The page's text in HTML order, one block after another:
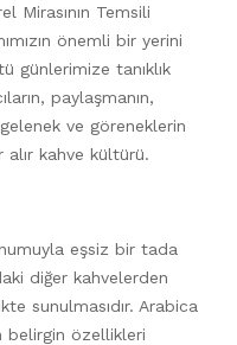
Mirasının Temsili
önemli bir yerini
günlerimize tanıklık
paylaşmanın,
ve göreneklerin
alır kahve kültürü.
eşsiz bir tada
diğer kahvelerden
sunulmasıdır. Arabica
belirgin özellikleri